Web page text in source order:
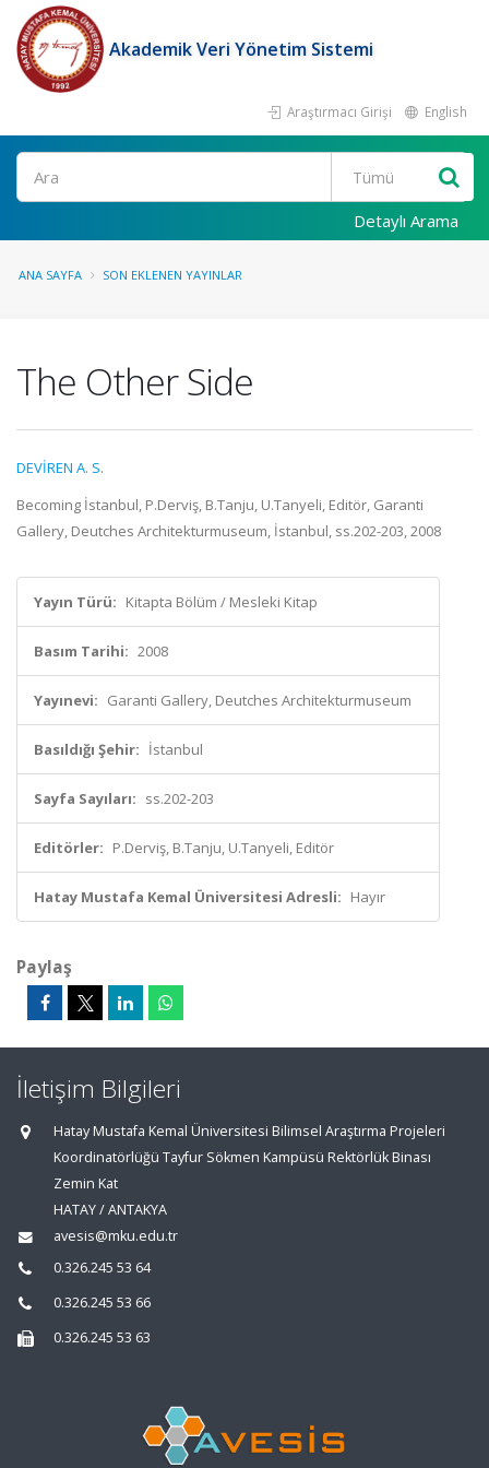
Akademik Veri Yönetim Sistemi
Araştırmacı Girişi English
Ara
Detaylı Arama
ANA SAYFA SON EKLENEN YAYINLAR
The Other Side
DEVİREN A. S.
Becoming İstanbul, P.Derviş, B.Tanju, U.Tanyeli, Editör, Garanti
Gallery, Deutches Architekturmuseum, İstanbul, ss.202-203, 2008
Yayın Türü: Kitapta Bölüm / Mesleki Kitap
Basım Tarihi: 2008
Yayınevi: Garanti Gallery, Deutches Architekturmuseum
Basıldığı Şehir: İstanbul
Sayfa Sayıları: ss.202-203
Editörler: P.Derviş, B.Tanju, U.Tanyeli, Editör
Hatay Mustafa Kemal Üniversitesi Adresli: Hayır
Paylaş
İletişim Bilgileri
Hatay Mustafa Kemal Üniversitesi Bilimsel Araştırma Projeleri
Koordinatörlüğü Tayfur Sökmen Kampüsü Rektörlük Binası
Zemin Kat
HATAY / ANTAKYA
avesis@mku.edu.tr
0.326.245 53 64
0.326.245 53 66
0.326.245 53 63